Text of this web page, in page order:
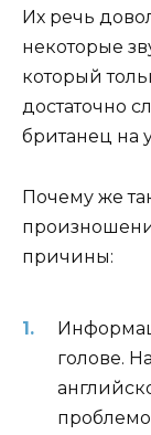
Их речь
некоторые
который
достаточно
британец на
Почему же
причины:
голове.